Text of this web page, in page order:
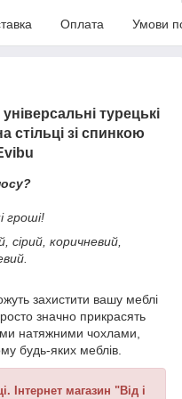
Оплата Умови
турецькі
стільці зі спинкою
гроші!
сірий, коричневий,
захистити вашу меблі
значно прикрасять
натяжними чохлами,
будь-яких меблів.
Інтернет магазин "Від і